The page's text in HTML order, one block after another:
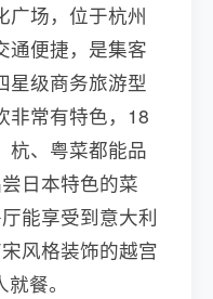
广场，位于杭州
通便捷，是集客
星级商务旅游型
非常有特色，18
杭、粤菜都能品
日本特色的菜
能享受到意大利
风格装饰的越宫
餐。